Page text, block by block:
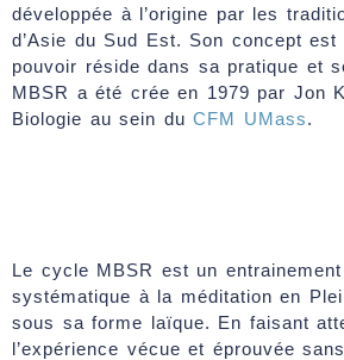
développée à l’origine par les
d’Asie du Sud Est. Son concept
pouvoir réside dans sa pratique et
MBSR a été crée en 1979 par Jon
Biologie au sein du CFM UMass.
Le cycle MBSR est un
systématique à la méditation en
sous sa forme laïque. En faisant
l’expérience vécue et éprouvée